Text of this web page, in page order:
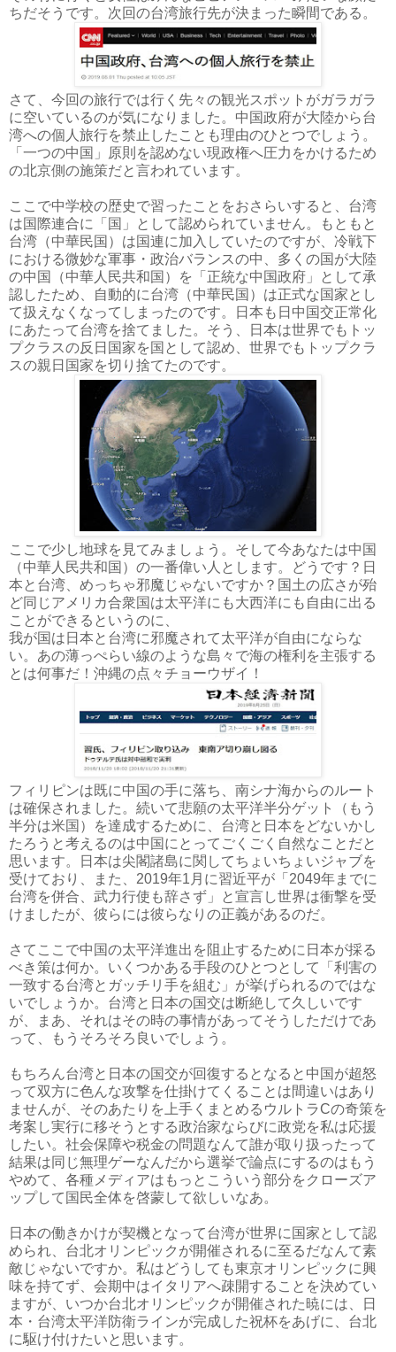
ちだそうです。次回の台湾旅行先が決まった瞬間である。
さて、今回の旅行では行く先々の観光スポットがガラガラ
に空いているのが気になりました。中国政府が大陸から台
湾への個人旅行を禁止したことも理由のひとつでしょう。
「一つの中国」原則を認めない現政権へ圧力をかけるため
の北京側の施策だと言われています。
ここで中学校の歴史で習ったことをおさらいすると、台湾
は国際連合に「国」として認められていません。もともと
台湾（中華民国）は国連に加入していたのですが、冷戦下
における微妙な軍事・政治バランスの中、多くの国が大陸
の中国（中華人民共和国）を「正統な中国政府」として承
認したため、自動的に台湾（中華民国）は正式な国家とし
て扱えなくなってしまったのです。日本も日中国交正常化
にあたって台湾を捨てました。そう、日本は世界でもトッ
プクラスの反日国家を国として認め、世界でもトップクラ
スの親日国家を切り捨てたのです。
ここで少し地球を見てみましょう。そして今あなたは中国
（中華人民共和国）の一番偉い人とします。どうです？日
本と台湾、めっちゃ邪魔じゃないですか？国土の広さが殆
ど同じアメリカ合衆国は太平洋にも大西洋にも自由に出る
ことができるというのに、
我が国は日本と台湾に邪魔されて太平洋が自由にならな
い。あの薄っぺらい線のような島々で海の権利を主張する
とは何事だ！沖縄の点々チョーウザイ！
フィリピンは既に中国の手に落ち、南シナ海からのルート
は確保されました。続いて悲願の太平洋半分ゲット（もう
半分は米国）を達成するために、台湾と日本をどないかし
たろうと考えるのは中国にとってごくごく自然なことだと
思います。日本は尖閣諸島に関してちょいちょいジャブを
受けており、また、2019年1月に習近平が「2049年までに
台湾を併合、武力行使も辞さず」と宣言し世界は衝撃を受
けましたが、彼らには彼らなりの正義があるのだ。
さてここで中国の太平洋進出を阻止するために日本が採る
べき策は何か。いくつかある手段のひとつとして「利害の
一致する台湾とガッチリ手を組む」が挙げられるのではな
いでしょうか。台湾と日本の国交は断絶して久しいです
が、まあ、それはその時の事情があってそうしただけであ
って、もうそろそろ良いでしょう。
もちろん台湾と日本の国交が回復するとなると中国が超怒
って双方に色んな攻撃を仕掛けてくることは間違いはあり
ませんが、そのあたりを上手くまとめるウルトラCの奇策を
考案し実行に移そうとする政治家ならびに政党を私は応援
したい。社会保障や税金の問題なんて誰が取り扱ったって
結果は同じ無理ゲーなんだから選挙で論点にするのはもう
やめて、各種メディアはもっとこういう部分をクローズア
ップして国民全体を啓蒙して欲しいなあ。
日本の働きかけが契機となって台湾が世界に国家として認
められ、台北オリンピックが開催されるに至るだなんて素
敵じゃないですか。私はどうしても東京オリンピックに興
味を持てず、会期中はイタリアへ疎開することを決めてい
ますが、いつか台北オリンピックが開催された暁には、日
本・台湾太平洋防衛ラインが完成した祝杯をあげに、台北
に駆け付けたいと思います。